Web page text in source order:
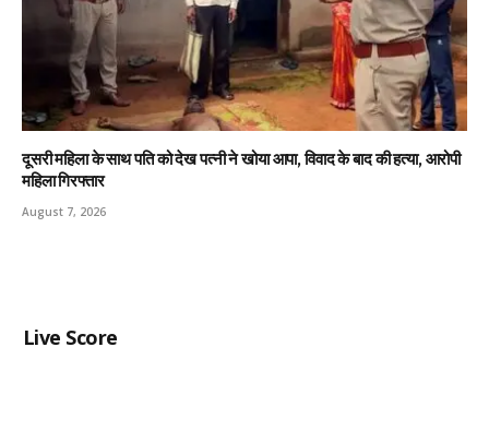
दूसरी महिला के साथ पति को देख पत्नी ने खोया आपा, विवाद के बाद की हत्या, आरोपी
महिला गिरफ्तार
August 7, 2026
Live Score